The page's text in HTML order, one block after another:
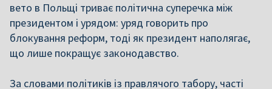
вето в Польщі триває політична суперечка між
президентом і урядом: уряд говорить про
блокування реформ, тоді як президент наполягає,
що лише покращує законодавство.
За словами політиків із правлячого табору, часті